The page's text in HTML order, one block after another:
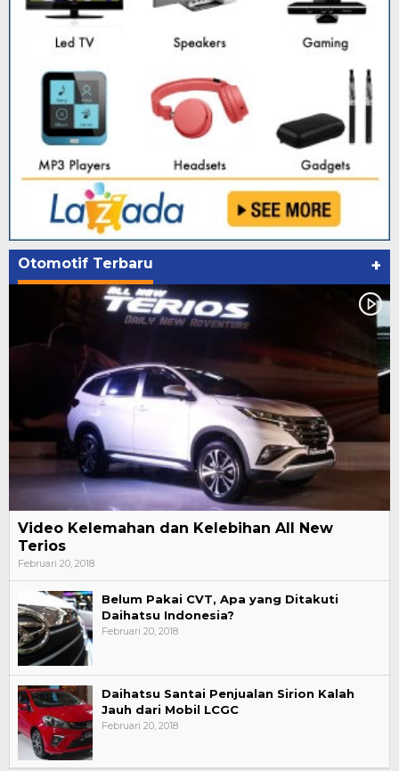
Otomotif Terbaru +
Video Kelemahan dan Kelebihan All New
Terios
Februari 20, 2018
Belum Pakai CVT, Apa yang Ditakuti
Daihatsu Indonesia?
Februari 20, 2018
Daihatsu Santai Penjualan Sirion Kalah
Jauh dari Mobil LCGC
Februari 20, 2018